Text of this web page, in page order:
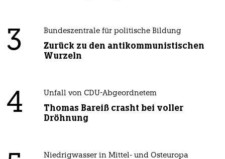
3 Bundeszentrale für politische Bildung
Zurück zu den antikommunistischen
Wurzeln
4 Unfall von CDU-Abgeordnetem
Thomas Bareiß crasht bei voller
Dröhnung
Niedrigwasser in Mittel- und Osteuropa